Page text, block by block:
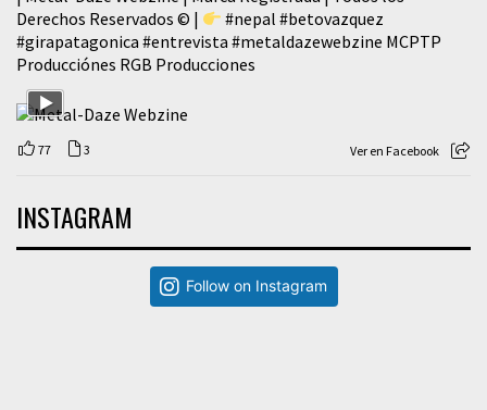
Derechos Reservados © |
#nepal #betovazquez
#girapatagonica #entrevista #metaldazewebzine MCPTP
Producciónes RGB Producciones
77 3 Ver en Facebook
INSTAGRAM
Follow on Instagram